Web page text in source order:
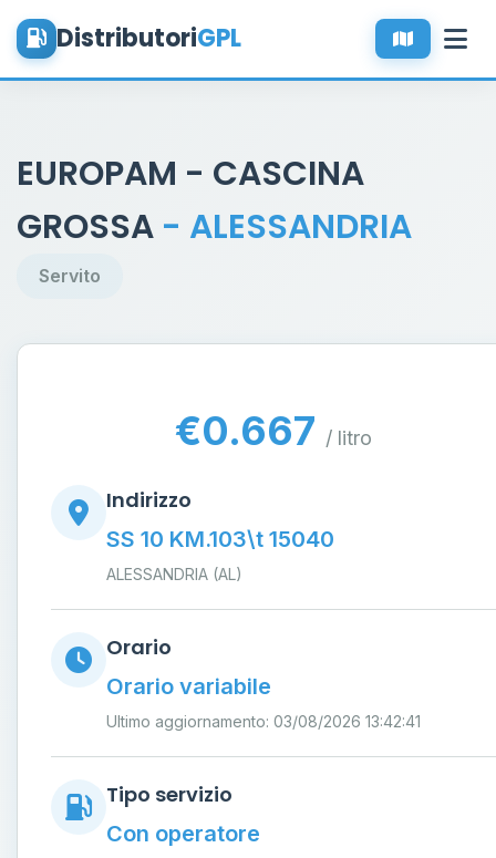
DistributoriGPL
EUROPAM - CASCINA
GROSSA - ALESSANDRIA
Servito
€0.667 / litro
Indirizzo
SS 10 KM.103\t 15040
ALESSANDRIA (AL)
Orario
Orario variabile
Ultimo aggiornamento: 03/08/2026 13:42:41
Tipo servizio
Con operatore